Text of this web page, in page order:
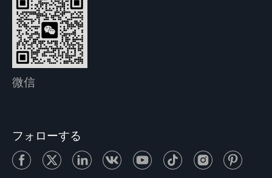
微信
フォローする